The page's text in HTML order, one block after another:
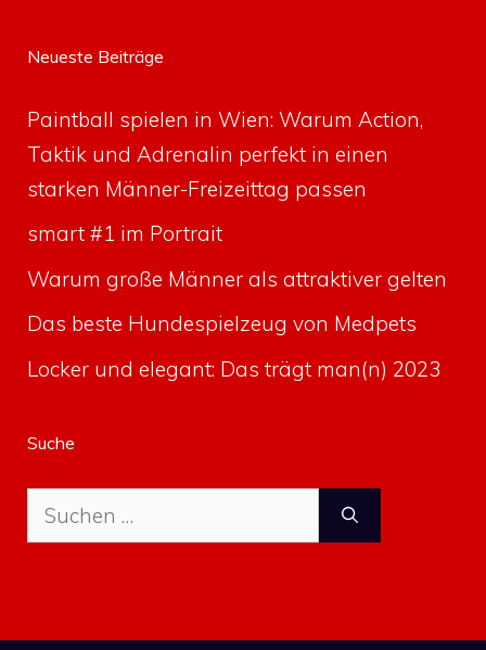
Neueste Beiträge
Paintball spielen in Wien: Warum Action,
Taktik und Adrenalin perfekt in einen
starken Männer-Freizeittag passen
smart #1 im Portrait
Warum große Männer als attraktiver gelten
Das beste Hundespielzeug von Medpets
Locker und elegant: Das trägt man(n) 2023
Suche
Suche
nach: